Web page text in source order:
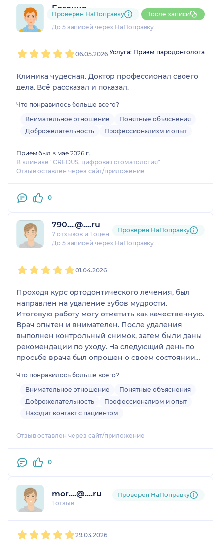
Евгения
1 отзыв
До 5 записей через НаПоправку
Проверен НаПоправку После записи
06.05.2026 Услуга: Прием пародонтолога
Клиника чудесная. Доктор профессионал своего
дела. Всё рассказал и показал.
Что понравилось больше всего?
Внимательное отношение
Понятные объяснения
Доброжелательность
Профессионализм и опыт
Прием был в мае 2026 г.
В клинике "CREDUS, цифровая стоматология"
Отзыв оставлен через сайт/приложение
0
790....@....ru
7 отзывов и 1 оценка
До 5 записей через НаПоправку
Проверен НаПоправку
01.04.2026
Проходя курс ортодонтического лечения, был
направлен на удаление зубов мудрости.
Итоговую работу могу отметить как качественную.
Врач опытен и внимателен. После удаления
выполнен контрольный снимок, затем были даны
рекомендации по уходу. На следующий день по
просьбе врача был опрошен о своём состоянии
Что понравилось больше всего?
Внимательное отношение
Понятные объяснения
Доброжелательность
Профессионализм и опыт
Находит контакт с пациентом
Отзыв оставлен через сайт/приложение
0
mor....@....ru
1 отзыв
Проверен НаПоправку
29.03.2026